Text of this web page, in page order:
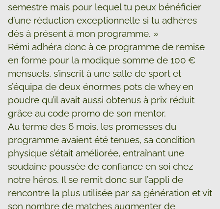
semestre mais pour lequel tu peux bénéficier
d’une réduction exceptionnelle si tu adhères
dès à présent à mon programme. »
Rémi adhéra donc à ce programme de remise
en forme pour la modique somme de 100 €
mensuels, s’inscrit à une salle de sport et
s’équipa de deux énormes pots de whey en
poudre qu’il avait aussi obtenus à prix réduit
grâce au code promo de son mentor.
Au terme des 6 mois, les promesses du
programme avaient été tenues, sa condition
physique s’était améliorée, entraînant une
soudaine poussée de confiance en soi chez
notre héros. Il se remit donc sur l’appli de
rencontre la plus utilisée par sa génération et vit
son nombre de matches augmenter de